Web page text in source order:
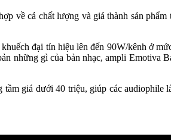
về cả chất lượng và giá thành sản
đại tín hiệu lên đến 90W/kênh ở
những gì của bản nhạc, ampli Emotiva
giá dưới 40 triệu, giúp các audiophile